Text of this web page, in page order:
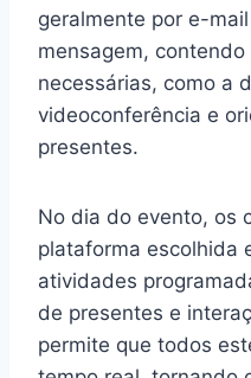
geralmente por e-
mensagem,
necessárias, como a
videoconferência e
presentes.
No dia do evento, os
plataforma escolhida
atividades
de presentes e
permite que todos